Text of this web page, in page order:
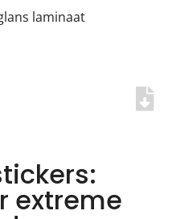
laminaat
extreme